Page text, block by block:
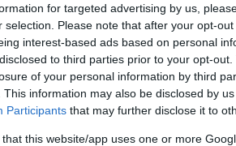
for targeted advertising by us,
selection. Please note that after your opt-
interest-based ads based on personal
to third parties prior to your opt-
of your personal information by third
This information may also be disclosed by
Participants that may further disclose it to
that this website/app uses one or more
του Τζάστιν
Μπίελ για τη 12η
τους - Της
σε συναυλία του